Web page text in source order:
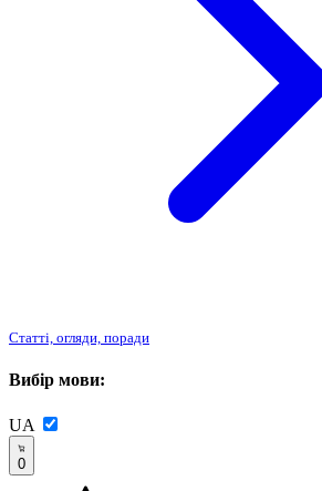
Статті, огляди, поради
Вибір мови:
UA
0